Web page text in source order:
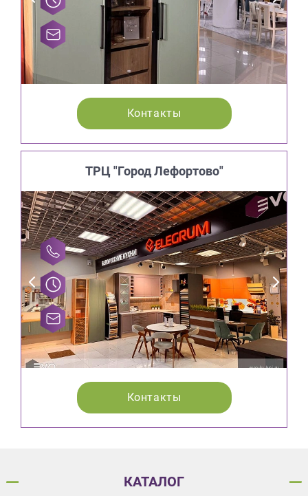
Контакты
ТРЦ "Город Лефортово"
Контакты
КАТАЛОГ